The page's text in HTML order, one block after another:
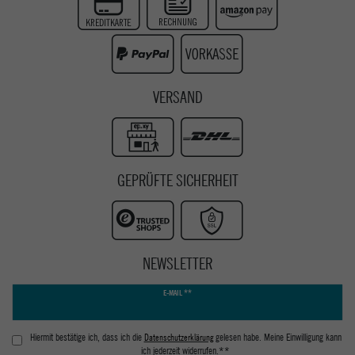
Instagram
Youtube
VERSAND
GEPRÜFTE SICHERHEIT
NEWSLETTER
E-MAIL **
Hiermit bestätige ich, dass ich die Daten­schutz­erklärunggelesen habe. Meine Einwilligung kann
ich jederzeit widerrufen.**